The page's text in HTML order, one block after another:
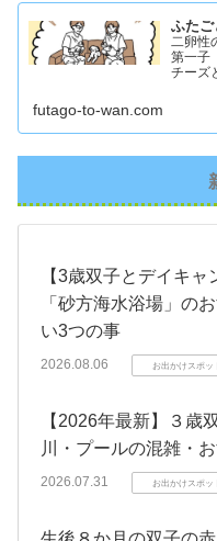
ふたご
二卵性
第一子
チーズ
futago-to-wan.com
【3歳双子とデイキ
「砂方海水浴場」の
い3つの事
2026.08.06 お出かけスポッ
【2026年最新】３歳
川・プールの混雑・
2026.07.31 お出かけスポッ